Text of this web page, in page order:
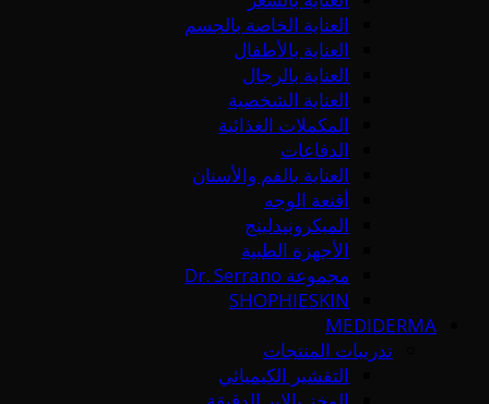
العناية الخاصة بالجسم
العناية بالأطفال
العناية بالرجال
العناية الشخصية
المكملات الغذائية
الدفاعات
العناية بالفم والأسنان
أقنعة الوجه
الميكرونيدلينج
الأجهزة الطبية
مجموعة Dr. Serrano
SHOPHIESKIN
MEDIDERMA
تدريبات المنتجات
التقشير الكيميائي